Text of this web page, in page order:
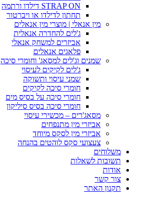
STRAP ON דילדו ורתמה
תחתון לדילדו או ויברטור
מין אנאלי | מוצרי מין אנאלים
ג'לים להחדרה אנאלית
אביזרים למשחק אנאלי
פלאגים אנאלים
שמנים וג'לים למסאג' וחומרי סיכה
ג'לים לקיקים לעיסוי
שמני עיסוי ותשוקה
חומרי סיכה לקיקים
חומרי סיכה על בסיס מים
חומרי סיכה בסיס סיליקון
מסאג'רים – מכשירי עיסוי
אביזרי מין מתנפחים
אביזרי מין לסקס מיוחד
צעצועי סקס לוהטים בהנחה
משלוחים
תשובות לשאלות
אודות
צור קשר
תקנון האתר